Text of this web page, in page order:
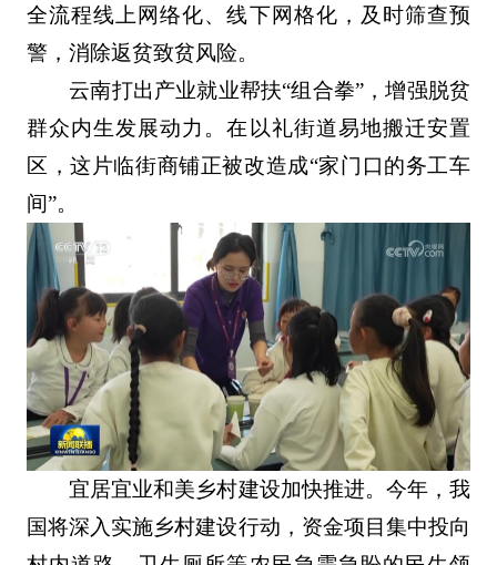
全流程线上网络化、线下网格化，及时筛查预
警，消除返贫致贫风险。
云南打出产业就业帮扶“组合拳”，增强脱贫
群众内生发展动力。在以礼街道易地搬迁安置
区，这片临街商铺正被改造成“家门口的务工车
间”。
宜居宜业和美乡村建设加快推进。今年，我
国将深入实施乡村建设行动，资金项目集中投向